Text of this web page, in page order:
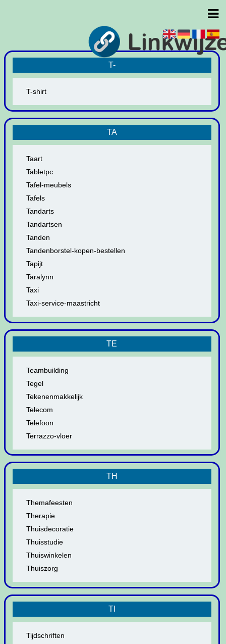
T-
T-shirt
TA
Taart
Tabletpc
Tafel-meubels
Tafels
Tandarts
Tandartsen
Tanden
Tandenborstel-kopen-bestellen
Tapijt
Taralynn
Taxi
Taxi-service-maastricht
TE
Teambuilding
Tegel
Tekenenmakkelijk
Telecom
Telefoon
Terrazzo-vloer
TH
Themafeesten
Therapie
Thuisdecoratie
Thuisstudie
Thuiswinkelen
Thuiszorg
TI
Tijdschriften